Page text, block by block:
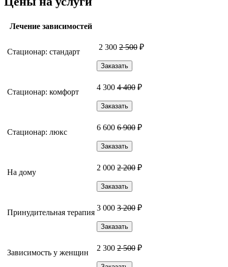
Лечение зависимостей
Стационар: стандарт
2 300 2 500 ₽
Заказать
Стационар: комфорт
4 300 4 400 ₽
Заказать
Стационар: люкс
6 600 6 900 ₽
Заказать
На дому
2 000 2 200 ₽
Заказать
Принудительная терапия
3 000 3 200 ₽
Заказать
Зависимость у женщин
2 300 2 500 ₽